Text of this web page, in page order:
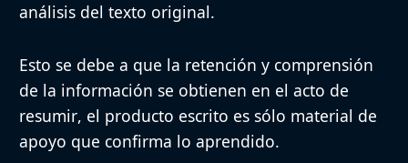
análisis del texto original.
Esto se debe a que la retención y comprensión
de la información se obtienen en el acto de
resumir, el producto escrito es sólo material de
apoyo que confirma lo aprendido.